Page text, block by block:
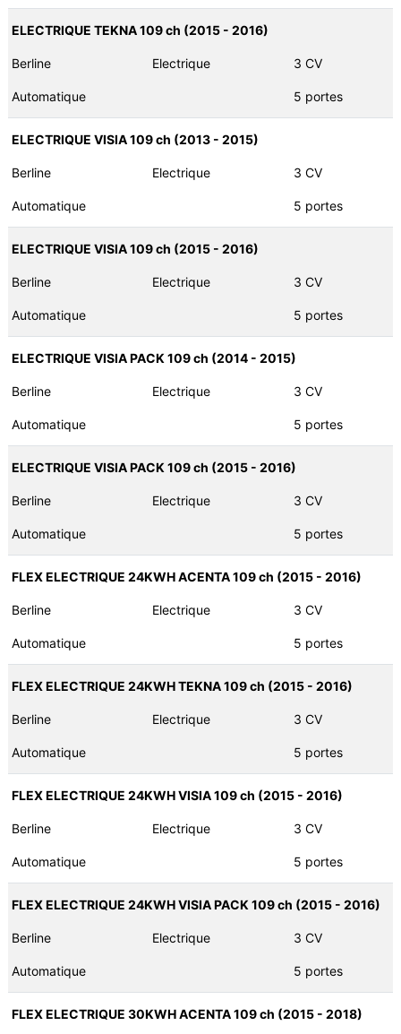
ELECTRIQUE TEKNA 109 ch (2015 - 2016)
Berline Electrique 3 CV
Automatique 5 portes
ELECTRIQUE VISIA 109 ch (2013 - 2015)
Berline Electrique 3 CV
Automatique 5 portes
ELECTRIQUE VISIA 109 ch (2015 - 2016)
Berline Electrique 3 CV
Automatique 5 portes
ELECTRIQUE VISIA PACK 109 ch (2014 - 2015)
Berline Electrique 3 CV
Automatique 5 portes
ELECTRIQUE VISIA PACK 109 ch (2015 - 2016)
Berline Electrique 3 CV
Automatique 5 portes
FLEX ELECTRIQUE 24KWH ACENTA 109 ch (2015 - 2016)
Berline Electrique 3 CV
Automatique 5 portes
FLEX ELECTRIQUE 24KWH TEKNA 109 ch (2015 - 2016)
Berline Electrique 3 CV
Automatique 5 portes
FLEX ELECTRIQUE 24KWH VISIA 109 ch (2015 - 2016)
Berline Electrique 3 CV
Automatique 5 portes
FLEX ELECTRIQUE 24KWH VISIA PACK 109 ch (2015 - 2016)
Berline Electrique 3 CV
Automatique 5 portes
FLEX ELECTRIQUE 30KWH ACENTA 109 ch (2015 - 2018)